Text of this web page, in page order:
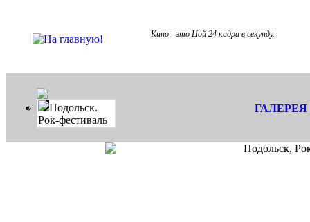
Кино - это Цой 24 кадра в секунду.
Подольск.
Рок-фестиваль
ГАЛЕРЕЯ